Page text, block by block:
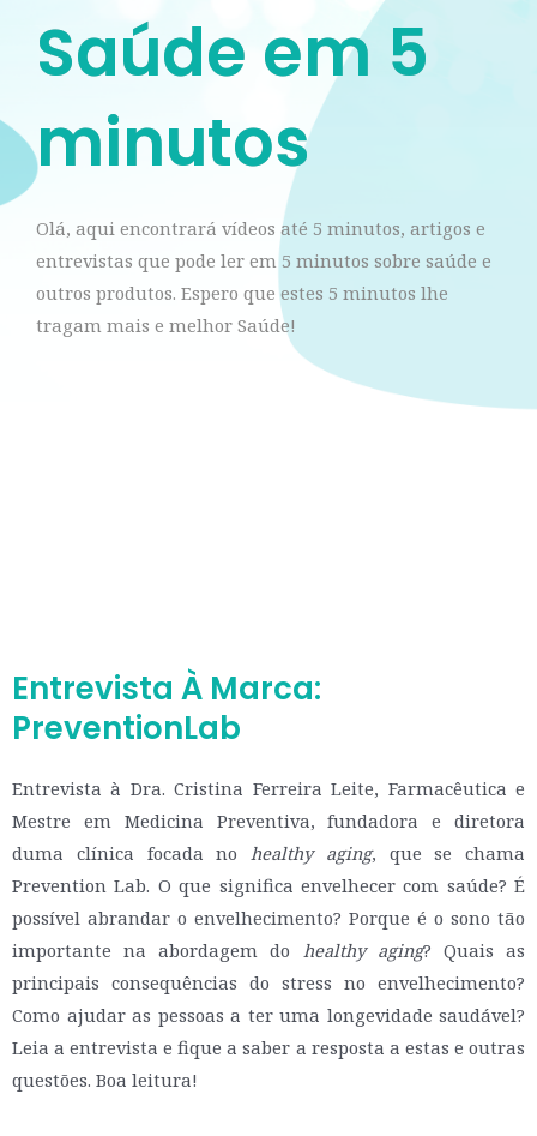
Saúde em 5
minutos
Olá, aqui encontrará vídeos até 5 minutos, artigos e
entrevistas que pode ler em 5 minutos sobre saúde e
outros produtos. Espero que estes 5 minutos lhe
tragam mais e melhor Saúde!
Entrevista À Marca:
PreventionLab
Entrevista à Dra. Cristina Ferreira Leite, Farmacêutica e
Mestre em Medicina Preventiva, fundadora e diretora
duma clínica focada no healthy aging, que se chama
Prevention Lab. O que significa envelhecer com saúde? É
possível abrandar o envelhecimento? Porque é o sono tão
importante na abordagem do healthy aging? Quais as
principais consequências do stress no envelhecimento?
Como ajudar as pessoas a ter uma longevidade saudável?
Leia a entrevista e fique a saber a resposta a estas e outras
questões. Boa leitura!